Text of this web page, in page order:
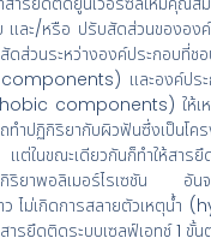
และ/หรือ ปรับสัดส่วนขององ
ส่วนระหว่างองค์ประกอบที่ชอ
และองค์ประก
components) ให้เห
ทำปฏิกิริยากับผิวฟันซึ่งเป็นโค
ต่ในขณะเดียวกันก็ทำให้สารยึ
กิริยาพอลิเมอร์ไรเซชัน อัน
าว ไม่เกิดการสลายตัวเหตุน้ำ
ารยึดติดระบบเซลฟ์เอทช์ 1 ขั้น